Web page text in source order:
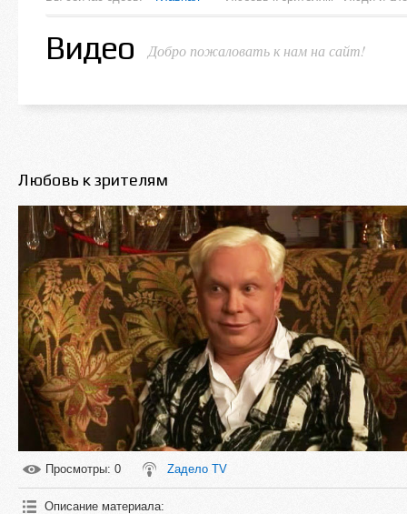
Видео Добро пожаловать к нам на сайт!
Любовь к зрителям
Просмотры: 0 Zадело TV
Описание материала: